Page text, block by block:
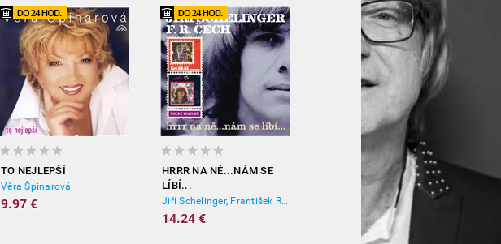
TO NEJLEPŠÍ
Věra Špinarová
9.97 €
HRRR NA NĚ...NÁM SE
LÍBÍ...
Jiří Schelinger, František Ringo Čech
14.24 €